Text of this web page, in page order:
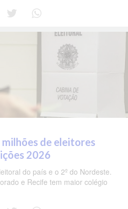
de eleitores
2026
do país e o 2º do Nordeste.
e Recife tem maior colégio